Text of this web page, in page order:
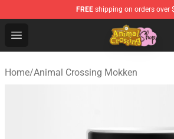
FREE shipping on orders over
Open menu
Animal Crossing Shop - Official
Home/Animal Crossing Mokken